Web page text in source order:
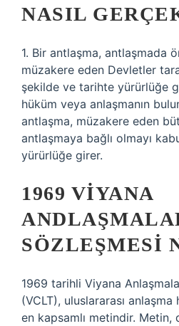
NASIL
1. Bir antlaşma, antlaşmada
müzakere eden Devletler
şekilde ve tarihte yürürlüğe
hüküm veya anlaşmanın
antlaşma, müzakere eden
antlaşmaya bağlı olmayı
yürürlüğe girer.
1969 VIYANA
SÖZLEŞMESI
1969 tarihli Viyana
(VCLT), uluslararası
en kapsamlı metindir. Metin,